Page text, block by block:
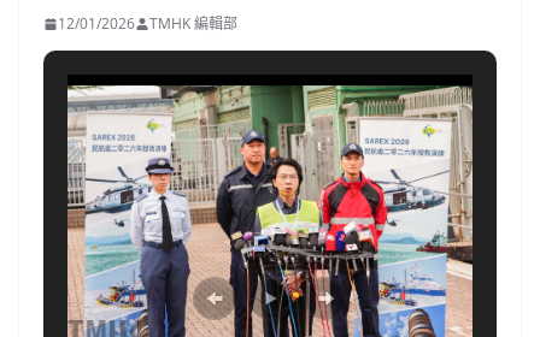
12/01/2026 TMHK 編輯部